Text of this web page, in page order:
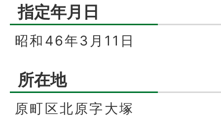
指定年月日
昭和46年3月11日
所在地
原町区北原字大塚